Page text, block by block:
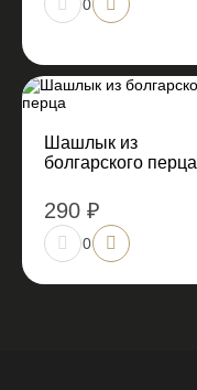
0
Шашлык из
болгарского перца
290 ₽
0